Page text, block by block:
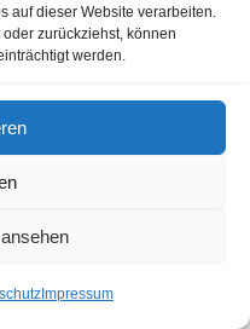
auf dieser Website verarbeiten.
zurückziehst, können
werden.
Impressum
den Providern,
Webhosting
der Daten von
Laptop,
vom Webserver